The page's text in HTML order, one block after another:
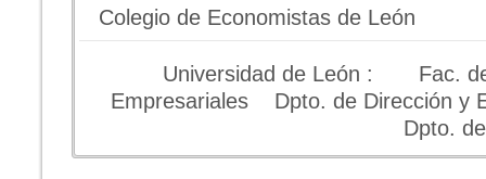
Colegio de Economistas de León
Universidad de León :
Fac. de
Empresariales Dpto. de Dirección y
Dpto.